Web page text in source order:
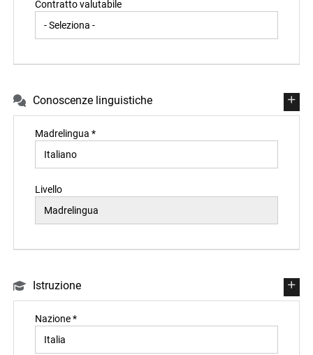
Contratto valutabile
Conoscenze linguistiche
Madrelingua *
Livello
Istruzione
Nazione *